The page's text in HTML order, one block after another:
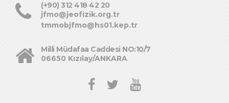
(+90) 312 418 42 20
jfmo@jeofizik.org.tr
tmmobjfmo@hs01.kep.tr
Milli Müdafaa Caddesi NO:10/7
06650 Kızılay/ANKARA